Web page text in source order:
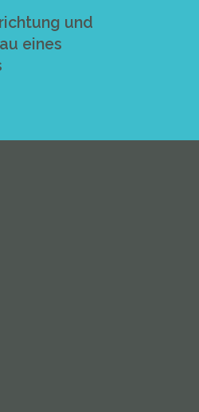
und
eines